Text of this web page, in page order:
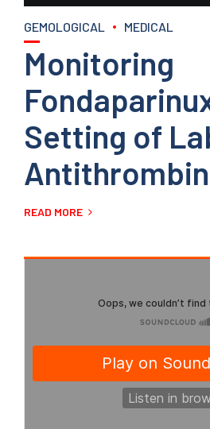
GEMOLOGICAL MEDICAL
Monitoring
Setting of
Antithrombin
READ MORE